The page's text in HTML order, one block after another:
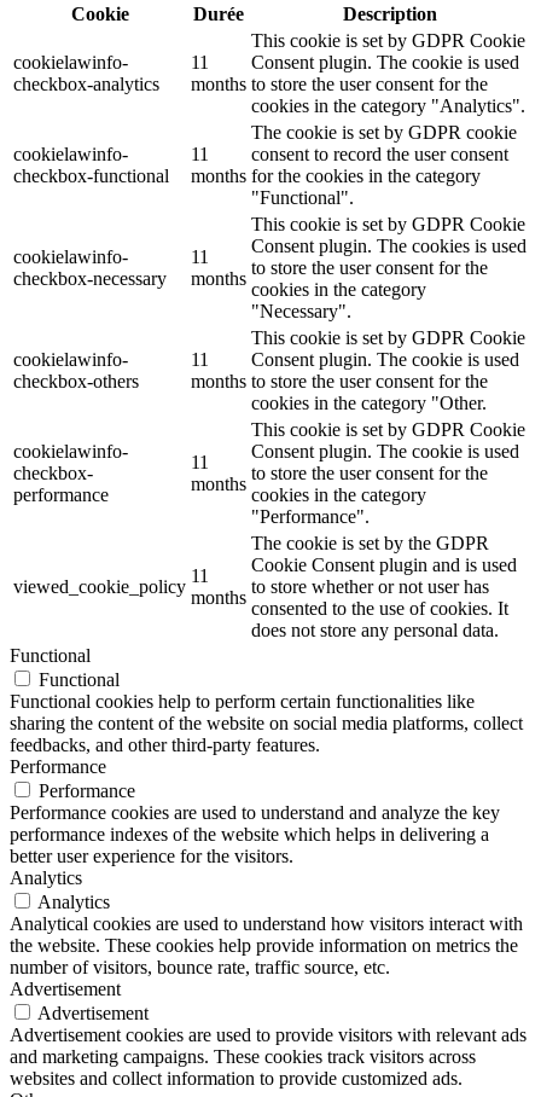
Cookie
Durée Description
cookielawinfo-
checkbox-analytics
11
months
This cookie is set by GDPR Cookie
Consent plugin. The cookie is used
to store the user consent for the
cookies in the category "Analytics".
cookielawinfo-
checkbox-functional
11
months
The cookie is set by GDPR cookie
consent to record the user consent
for the cookies in the category
"Functional".
cookielawinfo-
checkbox-necessary
11
months
This cookie is set by GDPR Cookie
Consent plugin. The cookies is used
to store the user consent for the
cookies in the category
"Necessary".
cookielawinfo-
checkbox-others
11
months
This cookie is set by GDPR Cookie
Consent plugin. The cookie is used
to store the user consent for the
cookies in the category "Other.
cookielawinfo-
checkbox-
performance
11
months
This cookie is set by GDPR Cookie
Consent plugin. The cookie is used
to store the user consent for the
cookies in the category
"Performance".
viewed_cookie_policy
11
months
The cookie is set by the GDPR
Cookie Consent plugin and is used
to store whether or not user has
consented to the use of cookies. It
does not store any personal data.
Functional
Functional
Functional cookies help to perform certain functionalities like
sharing the content of the website on social media platforms, collect
feedbacks, and other third-party features.
Performance
Performance
Performance cookies are used to understand and analyze the key
performance indexes of the website which helps in delivering a
better user experience for the visitors.
Analytics
Analytics
Analytical cookies are used to understand how visitors interact with
the website. These cookies help provide information on metrics the
number of visitors, bounce rate, traffic source, etc.
Advertisement
Advertisement
Advertisement cookies are used to provide visitors with relevant ads
and marketing campaigns. These cookies track visitors across
websites and collect information to provide customized ads.